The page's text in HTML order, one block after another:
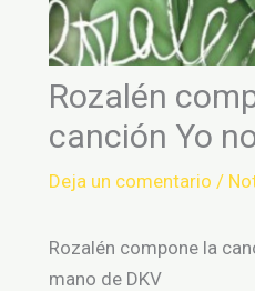
Rozalén
canción Yo
Deja un comentario /
Rozalén compone la
mano de DKV